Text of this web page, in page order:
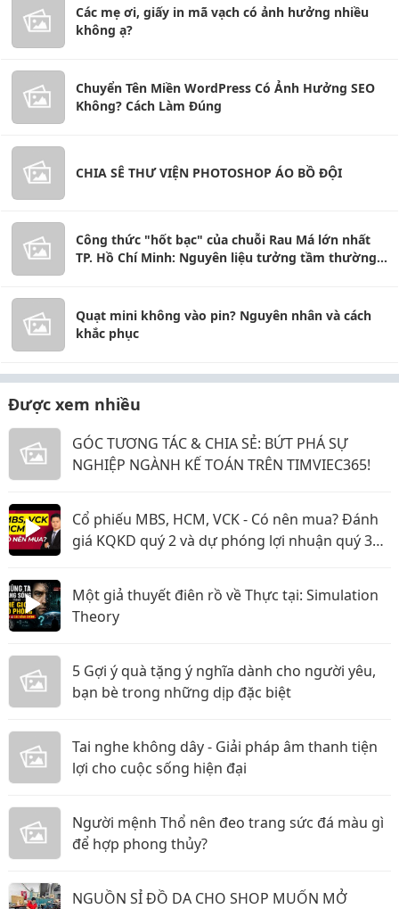
Các mẹ ơi, giấy in mã vạch có ảnh hưởng nhiều
không ạ?
Chuyển Tên Miền WordPress Có Ảnh Hưởng SEO
Không? Cách Làm Đúng
CHIA SÊ THƯ VIỆN PHOTOSHOP ÁO BỒ ĐỘI
Công thức "hốt bạc" của chuỗi Rau Má lớn nhất
TP. Hồ Chí Minh: Nguyên liệu tưởng tầm thường
Quạt mini không vào pin? Nguyên nhân và cách
khắc phục
Được xem nhiều
GÓC TƯƠNG TÁC & CHIA SẺ: BỨT PHÁ SỰ
NGHIỆP NGÀNH KẾ TOÁN TRÊN TIMVIEC365!
Cổ phiếu MBS, HCM, VCK - Có nên mua? Đánh
giá KQKD quý 2 và dự phóng lợi nhuận quý 3
Một giả thuyết điên rồ về Thực tại: Simulation
Theory
5 Gợi ý quà tặng ý nghĩa dành cho người yêu,
bạn bè trong những dịp đặc biệt
Tai nghe không dây - Giải pháp âm thanh tiện
lợi cho cuộc sống hiện đại
Người mệnh Thổ nên đeo trang sức đá màu gì
để hợp phong thủy?
NGUỒN SỈ ĐỒ DA CHO SHOP MUỐN MỞ